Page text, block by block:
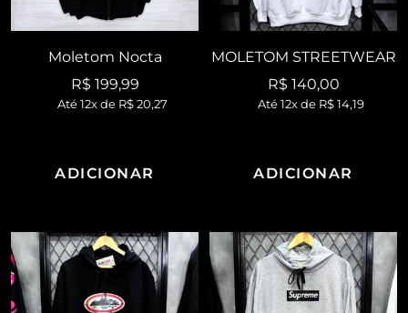
Moletom Nocta
Preço
promocional
R$ 199,99
Até 12x de R$ 20,27
ADICIONAR
MOLETOM STREETWEAR
Preço
promocional
R$ 140,00
Até 12x de R$ 14,19
ADICIONAR